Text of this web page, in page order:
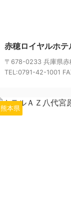
赤穂ロイヤルホテ
〒678-0233 兵庫県赤
TEL:0791-42-1001
熊本県